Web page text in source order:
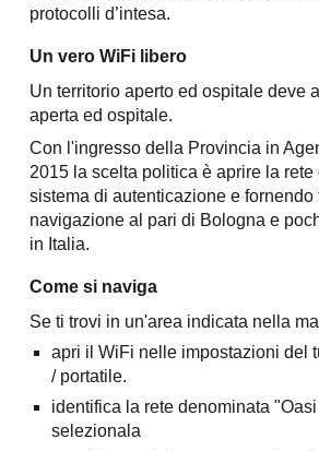
protocolli d’intesa.
Un vero WiFi libero
Un territorio aperto ed ospitale deve
aperta ed ospitale.
Con l'ingresso della Provincia in
2015 la scelta politica è aprire la rete
sistema di autenticazione e
navigazione al pari di Bologna e
in Italia.
Come si naviga
Se ti trovi in un'area indicata nella
apri il WiFi nelle impostazioni del
/ portatile.
identifica la rete denominata
selezionala